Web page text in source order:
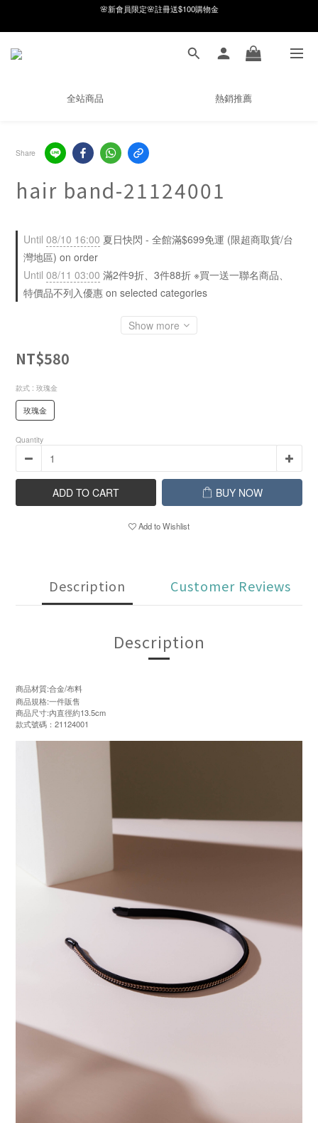
8月月初限定｜指定分類滿件88折！
8月月初限定｜指定分類滿件88折！
線在，好事發生｜祈願新品 第2件享9折
全站商品 熱銷推薦
Share
hair band-21124001
Until 08/10 16:00 夏日快閃 - 全館滿$699免運 (限超商取貨/台
灣地區) on order
Until 08/11 03:00 滿2件9折、3件88折 ※買一送一聯名商品、
特價品不列入優惠 on selected categories
Show more
NT$580
款式 : 玫瑰金
玫瑰金
Quantity
ADD TO CART BUY NOW
Add to Wishlist
Description Customer Reviews
Description
商品材質:合金/布料
商品規格:一件販售
商品尺寸:內直徑約13.5cm
款式號碼：21124001